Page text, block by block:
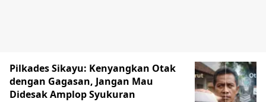
Pilkades Sikayu: Kenyangkan Otak
dengan Gagasan, Jangan Mau
Didesak Amplop Syukuran